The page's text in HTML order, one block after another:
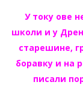
У току ове
школи и у
старешине,
боравку и на
писали